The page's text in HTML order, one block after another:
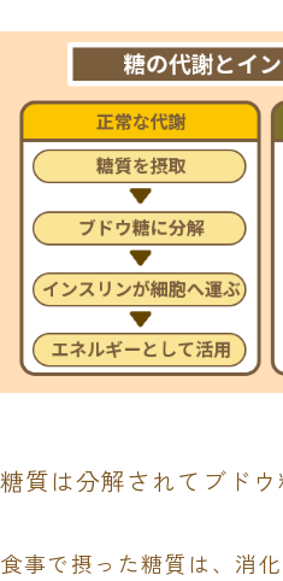
糖質は分解されてブド
食事で摂った糖質は、消